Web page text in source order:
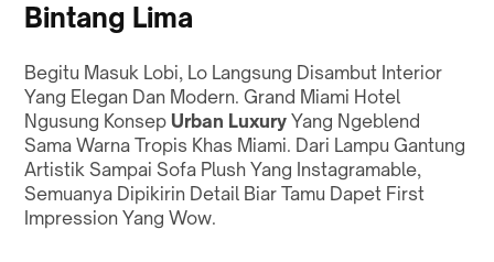
Bintang Lima
Begitu Masuk Lobi, Lo Langsung Disambut Interior
Yang Elegan Dan Modern. Grand Miami Hotel
Ngusung Konsep Urban Luxury Yang Ngeblend
Sama Warna Tropis Khas Miami. Dari Lampu Gantung
Artistik Sampai Sofa Plush Yang Instagramable,
Semuanya Dipikirin Detail Biar Tamu Dapet First
Impression Yang Wow.